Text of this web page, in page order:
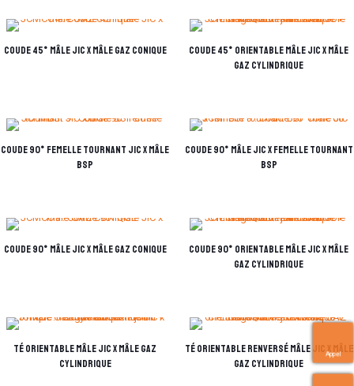
Coude 45° mâle JIC x mâle GAZ Conique
Coude 45° orientable mâle JIC x mâle
Gaz cylindrique
Coude 90° femelle tournant JIC x mâle
BSP
Coude 90° mâle JIC x femelle tournant
BSP
Coude 90° mâle JIC x mâle Gaz conique
Coude 90° orientable mâle JIC x mâle
Gaz cylindrique
Té orientable mâle JIC x mâle Gaz
cylindrique
Té orientable Renversé mâle JIC x mâle
Gaz cylindrique
Appel